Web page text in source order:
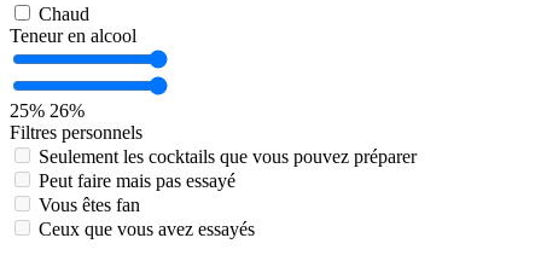
Chaud
Teneur en alcool
25% 26%
Filtres personnels
Seulement les cocktails que vous pouvez préparer
Peut faire mais pas essayé
Vous êtes fan
Ceux que vous avez essayés